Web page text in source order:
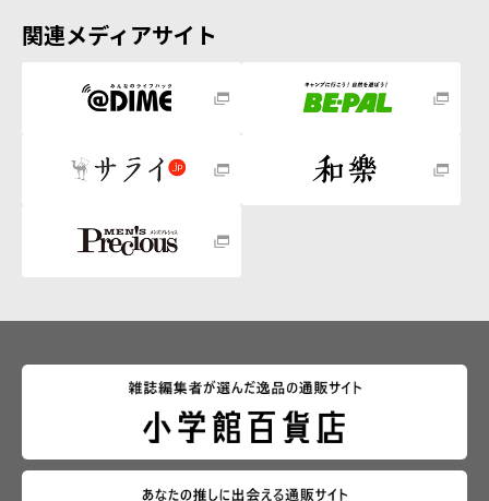
関連メディアサイト